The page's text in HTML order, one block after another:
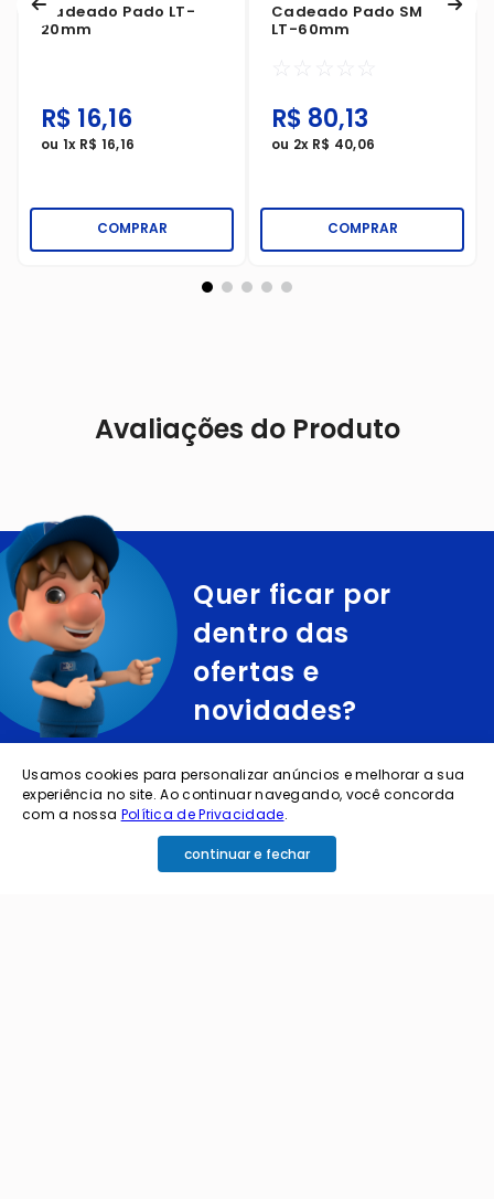
Cadeado Pado LT-
20mm
R$ 16,16
ou 1x R$ 16,16
COMPRAR
Cadeado Pado SM
LT-60mm
☆ ☆ ☆ ☆ ☆
R$ 80,13
ou 2x R$ 40,06
COMPRAR
Avaliações do Produto
Quer ficar por
dentro das
ofertas e
novidades?
cadastre o seu e-mail abaixo para receber ofertas exclusivas
Usamos cookies para personalizar anúncios e melhorar a sua
experiência no site. Ao continuar navegando, você concorda
com a nossa Política de Privacidade.
continuar e fechar